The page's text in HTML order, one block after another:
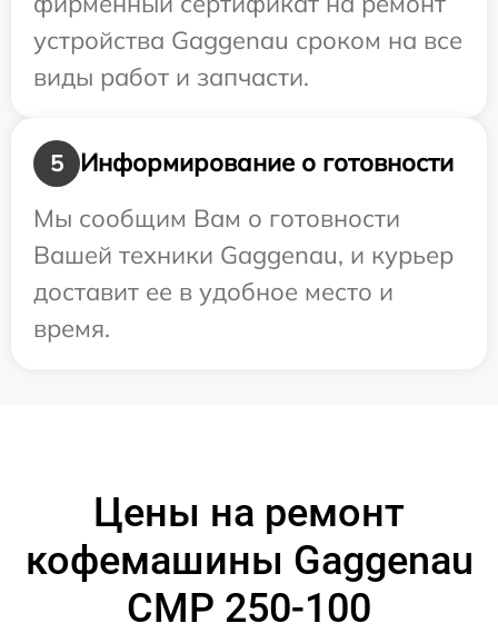
устройства Gaggenau сроком на все
виды работ и запчасти.
5
Информирование о готовности
Мы сообщим Вам о готовности
Вашей техники Gaggenau, и курьер
доставит ее в удобное место и
время.
Цены на ремонт
кофемашины Gaggenau
CMP 250-100